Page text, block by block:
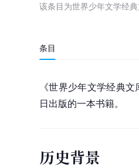
该条目为世界少年文学经
条目
《世界少年文学经典
日出版的一本书籍。
历史背景